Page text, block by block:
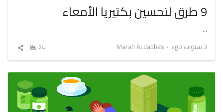
9 طرق لتحسين بكتيريا الأمعاء
…
3 سنوات ago
Author
Marah ALdabbas
24
شارك